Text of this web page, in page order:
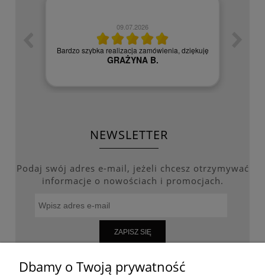
09.07.2026
Bardzo szybka realizacja zamówienia, dziękuję
GRAŻYNA B.
NEWSLETTER
Podaj swój adres e-mail, jeżeli chcesz otrzymywać
informacje o nowościach i promocjach.
ZAPISZ SIĘ
Dbamy o Twoją prywatność